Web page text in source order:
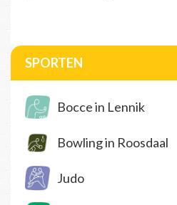
SPORTEN
Bocce in Lennik
Bowling in Roosdaal
Judo